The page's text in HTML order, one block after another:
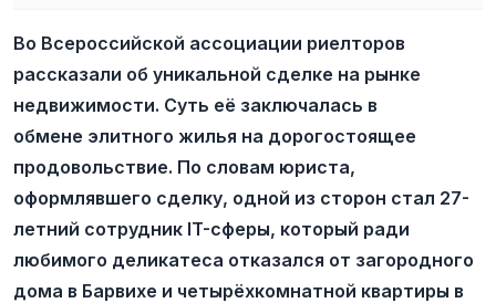
Во Всероссийской ассоциации риелторов
рассказали об уникальной сделке на рынке
недвижимости. Суть её заключалась в
обмене элитного жилья на дорогостоящее
продовольствие. По словам юриста,
оформлявшего сделку, одной из сторон стал 27-
летний сотрудник IT-сферы, который ради
любимого деликатеса отказался от загородного
дома в Барвихе и четырёхкомнатной квартиры в